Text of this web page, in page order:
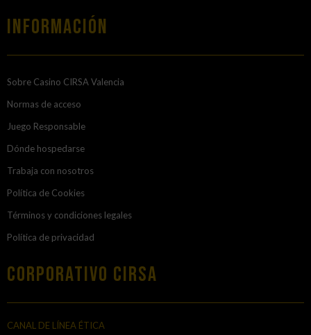
Información
Sobre Casino CIRSA Valencia
Normas de acceso
Juego Responsable
Dónde hospedarse
Trabaja con nosotros
Política de Cookies
Términos y condiciones legales
Política de privacidad
Corporativo Cirsa
CANAL DE LÍNEA ÉTICA